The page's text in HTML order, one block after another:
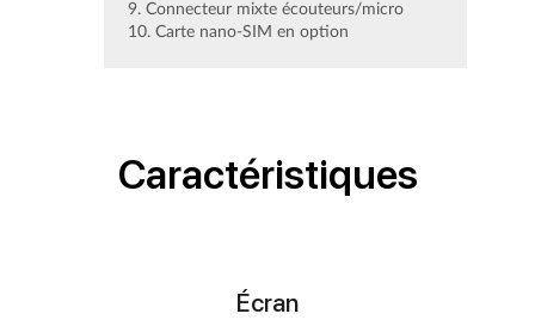
9. Connecteur mixte écouteurs/micro
10. Carte nano-SIM en option
Caractéristiques
Écran